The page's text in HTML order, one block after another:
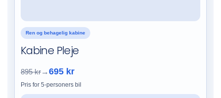
Ren og behagelig kabine
Kabine Pleje
895 kr→695 kr
Pris for 5-personers bil